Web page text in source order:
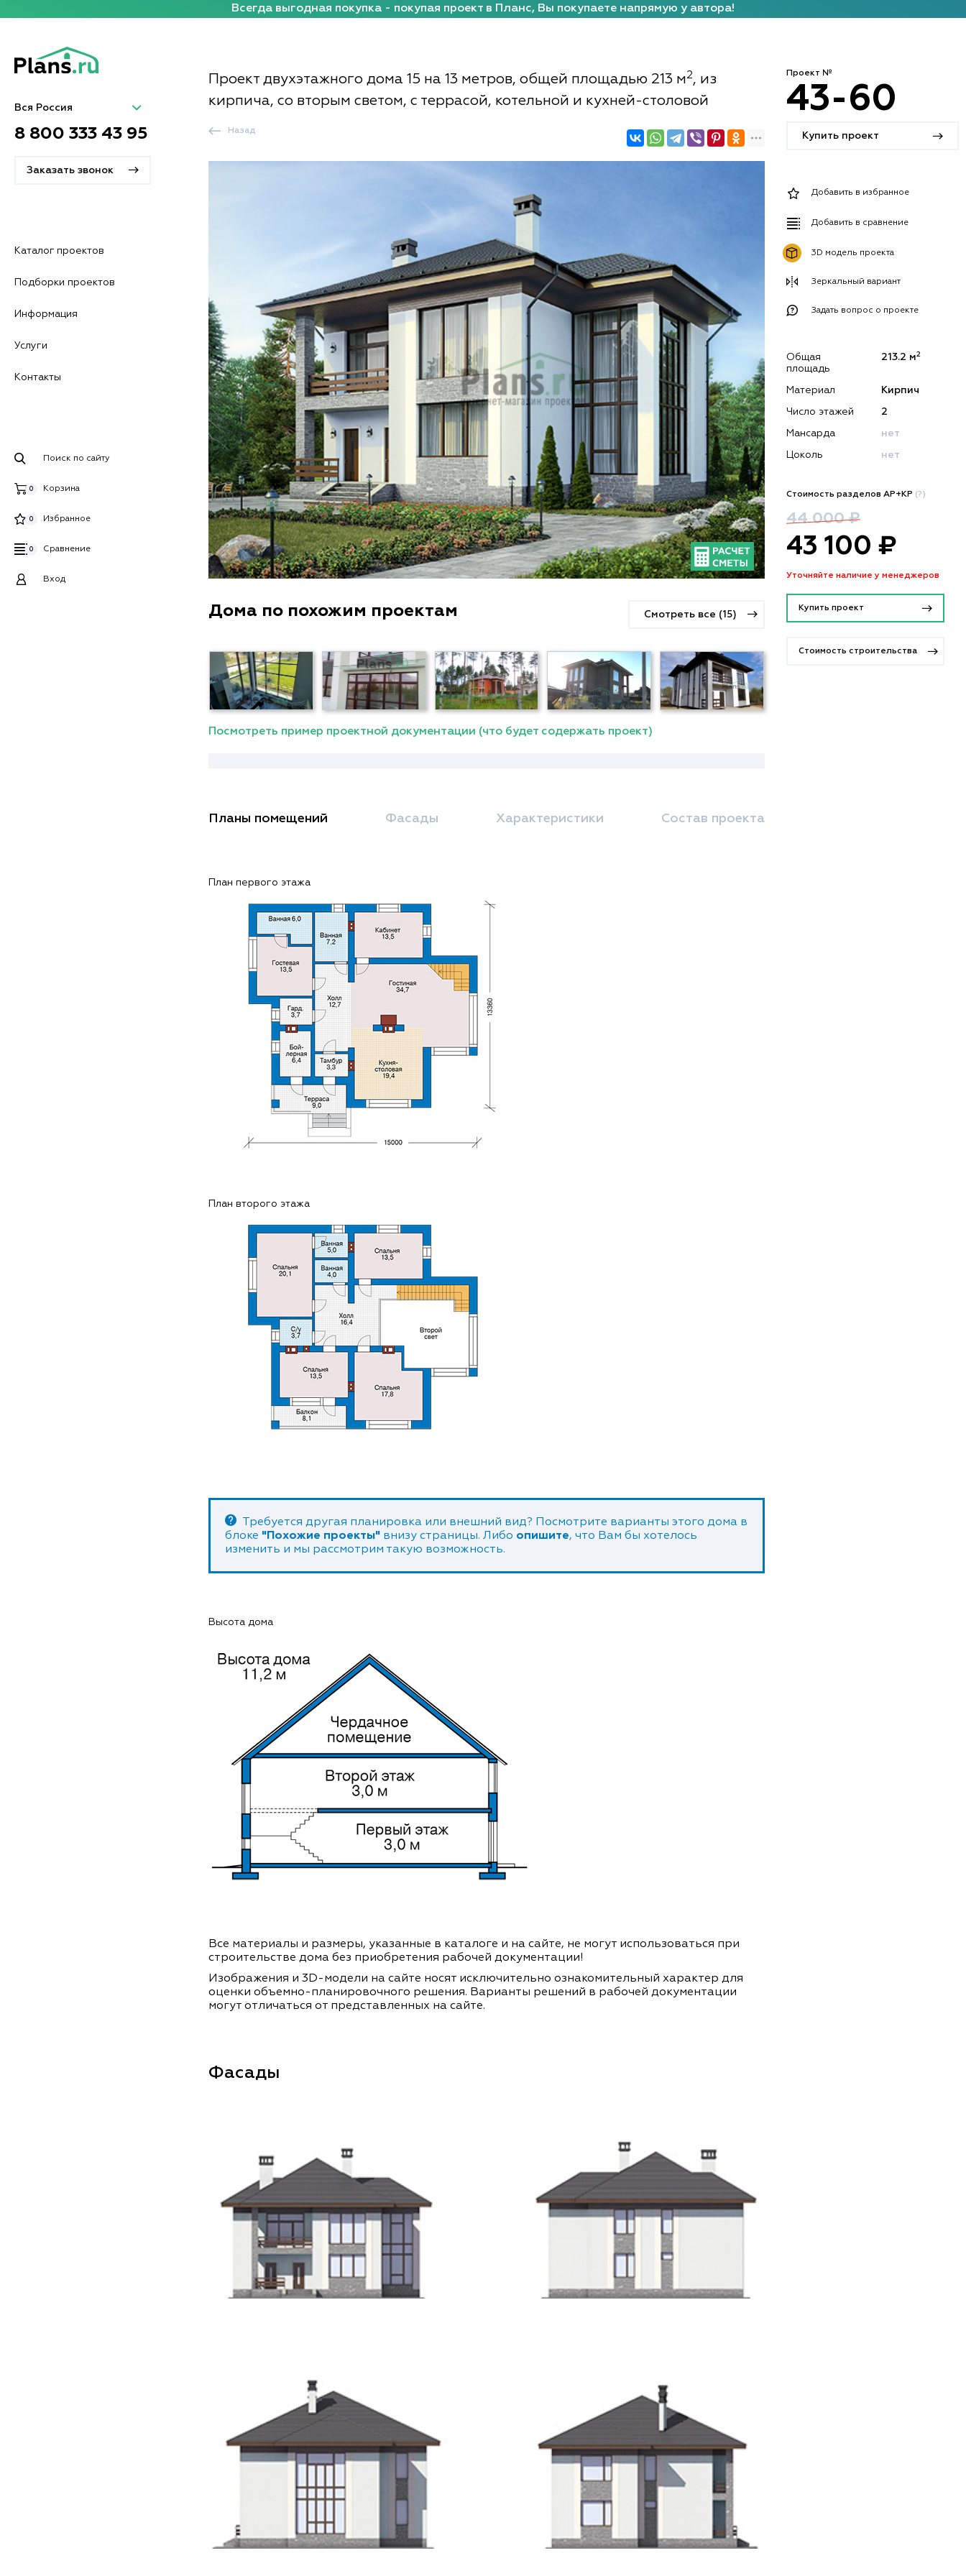
Всегда выгодная покупка - покупая проект в Планс, Вы покупаете напрямую у автора!
Вся Россия
8 800 333 43 95
Заказать звонок
Каталог проектов
Подборки проектов
Информация
Услуги
Контакты
Поиск по сайту
Корзина
0
Избранное
0
Сравнение
0
Вход
Проект двухэтажного дома 15 на 13 метров, общей площадью 213 м2, из
кирпича, со вторым светом, с террасой, котельной и кухней-столовой
Назад
Дома по похожим проектам Смотреть все (15)
Посмотреть пример проектной документации (что будет содержать проект)
Планы помещений Фасады Характеристики Состав проекта
План первого этажа
План второго этажа
Требуется другая планировка или внешний вид? Посмотрите варианты этого дома в
блоке "Похожие проекты" внизу страницы. Либо опишите, что Вам бы хотелось
изменить и мы рассмотрим такую возможность.
Высота дома
Все материалы и размеры, указанные в каталоге и на сайте, не могут использоваться при
строительстве дома без приобретения рабочей документации!
Изображения и 3D-модели на сайте носят исключительно ознакомительный характер для
оценки объемно-планировочного решения. Варианты решений в рабочей документации
могут отличаться от представленных на сайте.
Фасады
Проект №
43-60
Купить проект
Добавить в избранное
Добавить в сравнение
3D модель проекта
Зеркальный вариант
Задать вопрос о проекте
Общая
площадь
213.2 м2
Материал Кирпич
Число этажей 2
Мансарда нет
Цоколь нет
Стоимость разделов АР+КР (?)
44 000 ₽
43 100 ₽
Уточняйте наличие у менеджеров
Купить проект
Стоимость строительства